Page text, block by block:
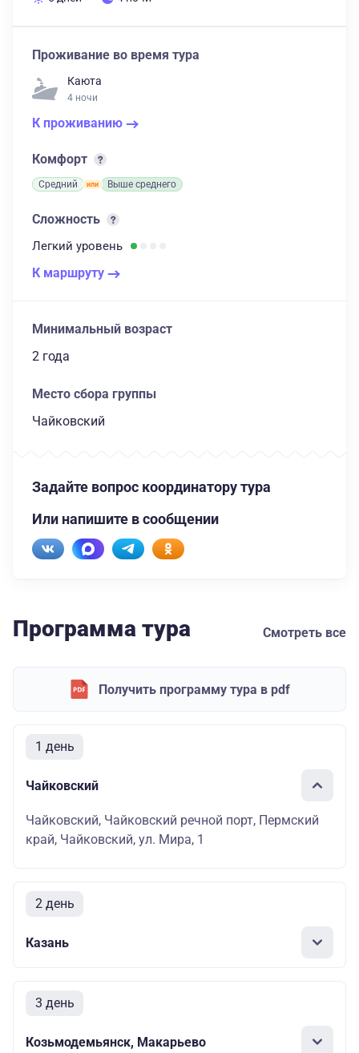
Проживание во время тура
Каюта
4 ночи
К проживанию
Комфорт
Средний Выше среднего
Сложность
Легкий уровень
К маршруту
Минимальный возраст
2 года
Место сбора группы
Чайковский
Задайте вопрос координатору тура
Или напишите в сообщении
Программа тура Смотреть все
Получить программу тура в pdf
1 день
Чайковский
Чайковский, Чайковский речной порт, Пермский
край, Чайковский, ул. Мира, 1
2 день
Казань
3 день
Козьмодемьянск, Макарьево